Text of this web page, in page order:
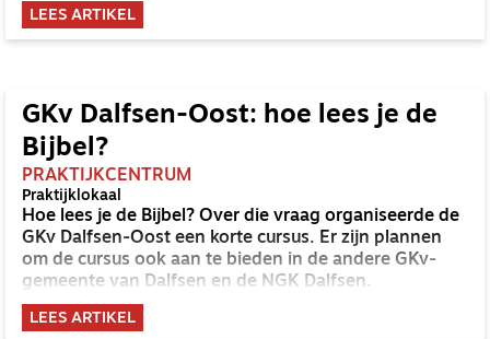
LEES ARTIKEL
GKv Dalfsen-Oost: hoe lees je de
Bijbel?
PRAKTIJKCENTRUM
Praktijklokaal
Hoe lees je de Bijbel? Over die vraag organiseerde de
GKv Dalfsen-Oost een korte cursus. Er zijn plannen
om de cursus ook aan te bieden in de andere GKv-
gemeente van Dalfsen en de NGK Dalfsen.
LEES ARTIKEL